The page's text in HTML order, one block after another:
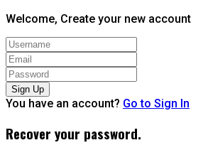
Welcome, Create your new account
You have an account? Go to Sign In
Recover your password.